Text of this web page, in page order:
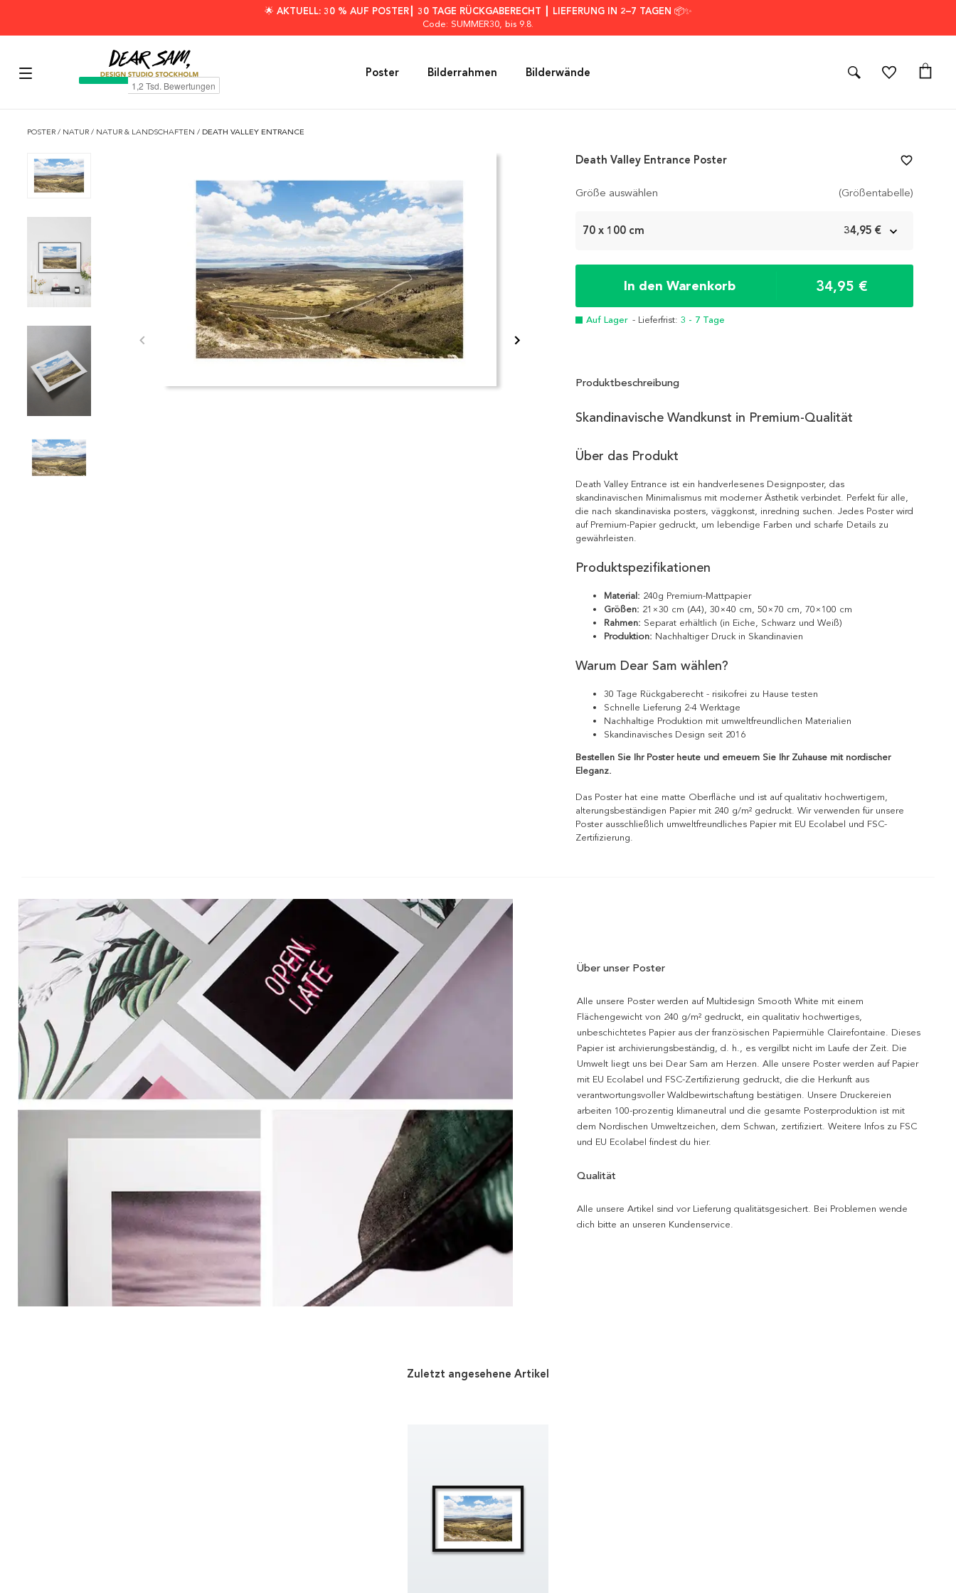
🌟 AKTUELL: 30 % AUF POSTER┃ 30 TAGE RÜCKGABERECHT ┃ LIEFERUNG IN 2–7 TAGEN 📦✨
Code: SUMMER30, bis 9.8.
Poster Bilderrahmen Bilderwände
POSTER / NATUR / NATUR & LANDSCHAFTEN / DEATH VALLEY ENTRANCE
Größe auswählen (Größentabelle)
70 x 100 cm 34,95 €
In den Warenkorb 34,95 €
Auf Lager - Lieferfrist: 3 - 7 Tage
Death Valley Entrance Poster favorite_border
Produktbeschreibung
Skandinavische Wandkunst in Premium-Qualität
Über das Produkt
Death Valley Entrance ist ein handverlesenes Designposter, das
skandinavischen Minimalismus mit moderner Ästhetik verbindet. Perfekt für alle,
die nach skandinaviska posters, väggkonst, inredning suchen. Jedes Poster wird
auf Premium-Papier gedruckt, um lebendige Farben und scharfe Details zu
gewährleisten.
Produktspezifikationen
Material: 240g Premium-Mattpapier
Größen: 21×30 cm (A4), 30×40 cm, 50×70 cm, 70×100 cm
Rahmen: Separat erhältlich (in Eiche, Schwarz und Weiß)
Produktion: Nachhaltiger Druck in Skandinavien
Warum Dear Sam wählen?
30 Tage Rückgaberecht - risikofrei zu Hause testen
Schnelle Lieferung 2-4 Werktage
Nachhaltige Produktion mit umweltfreundlichen Materialien
Skandinavisches Design seit 2016
Bestellen Sie Ihr Poster heute und erneuern Sie Ihr Zuhause mit nordischer
Eleganz.
Das Poster hat eine matte Oberfläche und ist auf qualitativ hochwertigem,
alterungsbeständigen Papier mit 240 g/m² gedruckt. Wir verwenden für unsere
Poster ausschließlich umweltfreundliches Papier mit EU Ecolabel und FSC-
Zertifizierung.
Über unser Poster
Alle unsere Poster werden auf Multidesign Smooth White mit einem
Flächengewicht von 240 g/m² gedruckt, ein qualitativ hochwertiges,
unbeschichtetes Papier aus der französischen Papiermühle Clairefontaine. Dieses
Papier ist archivierungsbeständig, d. h., es vergilbt nicht im Laufe der Zeit. Die
Umwelt liegt uns bei Dear Sam am Herzen. Alle unsere Poster werden auf Papier
mit EU Ecolabel und FSC-Zertifizierung gedruckt, die die Herkunft aus
verantwortungsvoller Waldbewirtschaftung bestätigen. Unsere Druckereien
arbeiten 100-prozentig klimaneutral und die gesamte Posterproduktion ist mit
dem Nordischen Umweltzeichen, dem Schwan, zertifiziert. Weitere Infos zu FSC
und EU Ecolabel findest du hier.
Qualität
Alle unsere Artikel sind vor Lieferung qualitätsgesichert. Bei Problemen wende
dich bitte an unseren Kundenservice.
Zuletzt angesehene Artikel